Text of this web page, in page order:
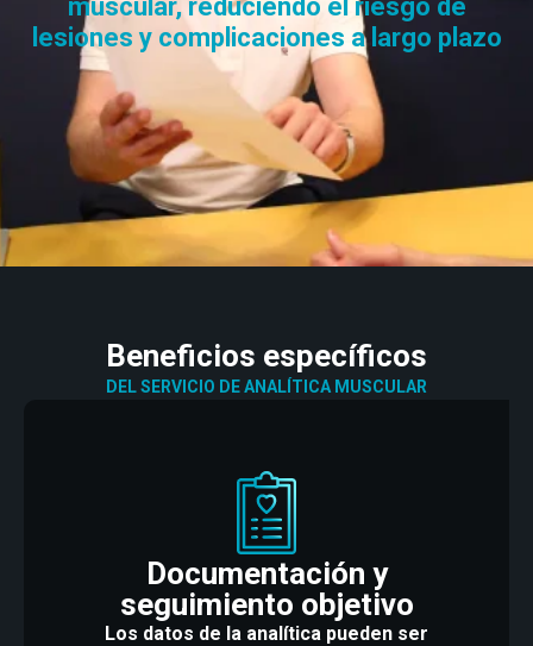
Neurología
Detrás de mDurance
Descargas
muscular, reduciendo el riesgo de
lesiones y complicaciones a largo plazo
Beneficios específicos
DEL SERVICIO DE ANALÍTICA MUSCULAR
Documentación y
seguimiento objetivo
Los datos de la analítica pueden ser